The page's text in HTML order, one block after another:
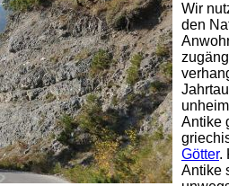
Wir
den
Antike
Götter.
Antike